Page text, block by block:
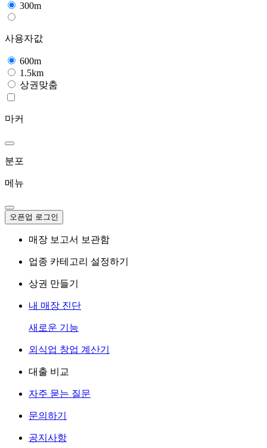
300m
사용자값
600m
1.5km
상권맞춤
마커
분포
메뉴
오픈업 로그인
매장 보고서 보관함
업종 카테고리 설정하기
상권 만들기
내 매장 진단
새로운 기능
외식업 창업 계산기
대출 비교
자주 묻는 질문
문의하기
공지사항